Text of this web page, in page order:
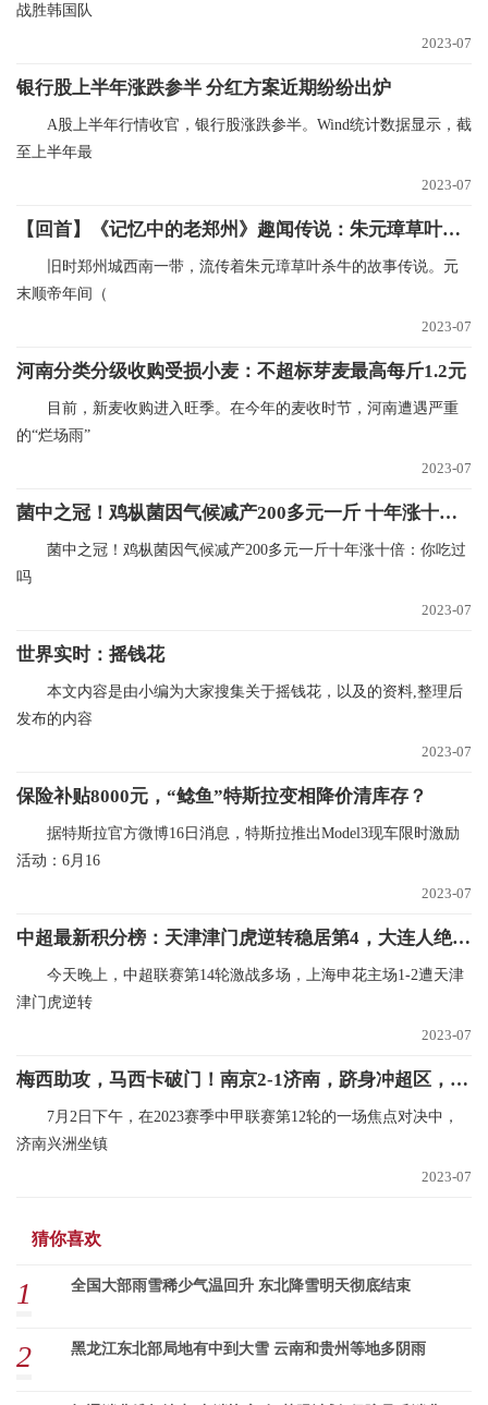
战胜韩国队
2023-07
银行股上半年涨跌参半 分红方案近期纷纷出炉
A股上半年行情收官，银行股涨跌参半。Wind统计数据显示，截
至上半年最
2023-07
【回首】《记忆中的老郑州》趣闻传说：朱元璋草叶杀牛 当前看点
旧时郑州城西南一带，流传着朱元璋草叶杀牛的故事传说。元
末顺帝年间（
2023-07
河南分类分级收购受损小麦：不超标芽麦最高每斤1.2元
目前，新麦收购进入旺季。在今年的麦收时节，河南遭遇严重
的“烂场雨”
2023-07
菌中之冠！鸡枞菌因气候减产200多元一斤 十年涨十倍：你吃过吗
菌中之冠！鸡枞菌因气候减产200多元一斤十年涨十倍：你吃过
吗
2023-07
世界实时：摇钱花
本文内容是由小编为大家搜集关于摇钱花，以及的资料,整理后
发布的内容
2023-07
保险补贴8000元，“鲶鱼”特斯拉变相降价清库存？
据特斯拉官方微博16日消息，特斯拉推出Model3现车限时激励
活动：6月16
2023-07
中超最新积分榜：天津津门虎逆转稳居第4，大连人绝平仍旧垫底！
今天晚上，中超联赛第14轮激战多场，上海申花主场1-2遭天津
津门虎逆转
2023-07
梅西助攻，马西卡破门！南京2-1济南，跻身冲超区，特拉奥雷首秀_微头条
7月2日下午，在2023赛季中甲联赛第12轮的一场焦点对决中，
济南兴洲坐镇
2023-07
猜你喜欢
1 全国大部雨雪稀少气温回升 东北降雪明天彻底结束
2 黑龙江东北部局地有中到大雪 云南和贵州等地多阴雨